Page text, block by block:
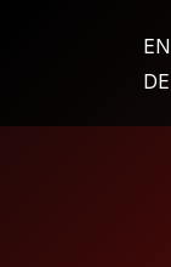
EN
DE